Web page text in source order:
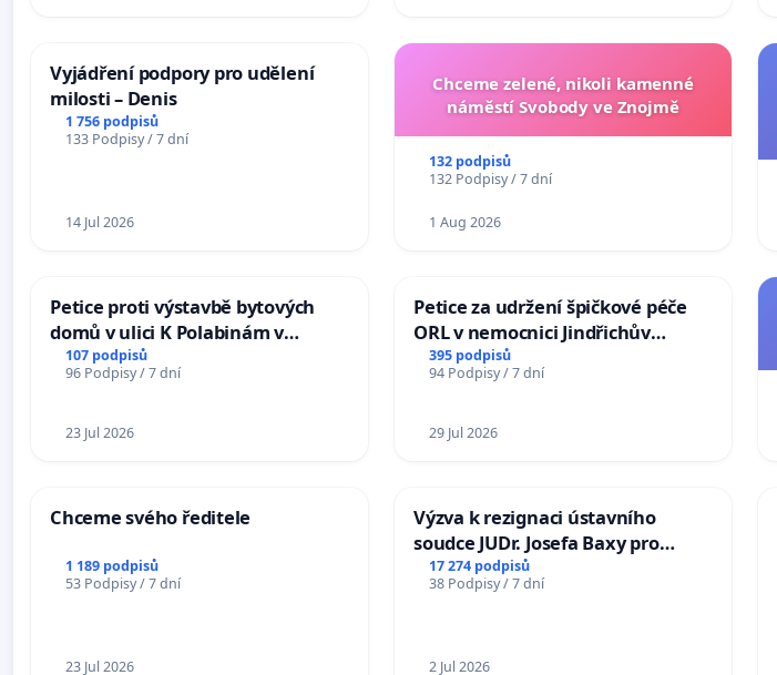
Vyjádření podpory pro udělení
milosti – Denis
1 756 podpisů
133 Podpisy / 7 dní
14 Jul 2026
Chceme zelené, nikoli kamenné
náměstí Svobody ve Znojmě
132 podpisů
132 Podpisy / 7 dní
1 Aug 2026
Petice proti výstavbě bytových
domů v ulici K Polabinám v
Pardubicích
107 podpisů
96 Podpisy / 7 dní
23 Jul 2026
Petice za udržení špičkové péče
ORL v nemocnici Jindřichův
Hradec
395 podpisů
94 Podpisy / 7 dní
29 Jul 2026
Chceme svého ředitele
1 189 podpisů
53 Podpisy / 7 dní
23 Jul 2026
Výzva k rezignaci ústavního
soudce JUDr. Josefa Baxy pro
ohrožení důvěry ve spravedlivý
proces
17 274 podpisů
38 Podpisy / 7 dní
2 Jul 2026